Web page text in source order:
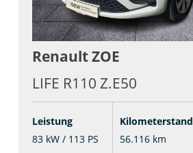
RenaultZOE
LIFE R110 Z.E50
Leistung
83 kW / 113 PS
Kilometerstand
56.116 km